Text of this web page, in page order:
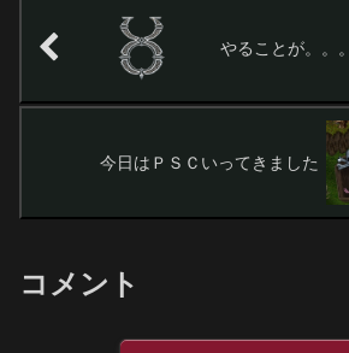
やることが。。。
今日はＰＳＣいってきました
コメント